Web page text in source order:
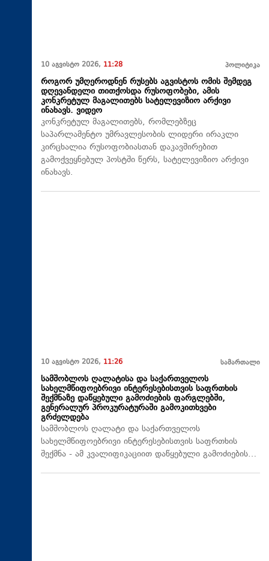
10 აგვისტო 2026, 11:28 პოლიტიკა
როგორ უმღეროდნენ რუსებს აგვისტოს ომის შემდეგ
დღევანდელი თითქოსდა რუსოფობები, ამის
კონკრეტულ მაგალითებს სატელევიზიო არქივი
ინახავს. ვიდეო
კონკრეტულ მაგალითებს, რომლებზეც
საპარლამენტო უმრავლესობის ლიდერი ირაკლი
კირცხალია რუსოფობიასთან დაკავშირებით
გამოქვეყნებულ პოსტში წერს, სატელევიზიო არქივი
ინახავს.
10 აგვისტო 2026, 11:26 სამართალი
სამშობლოს ღალატისა და საქართველოს
სახელმწიფოებრივი ინტერესებისთვის საფრთხის
შექმნაზე დაწყებული გამოძიების ფარგლებში,
გენერალურ პროკურატურაში გამოკითხვები
გრძელდება
სამშობლოს ღალატი და საქართველოს
სახელმწიფოებრივი ინტერესებისთვის საფრთხის
შექმნა - ამ კვალიფიკაციით დაწყებული გამოძიების…